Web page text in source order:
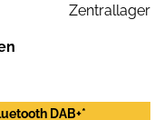
Zentrallager
DAB+*